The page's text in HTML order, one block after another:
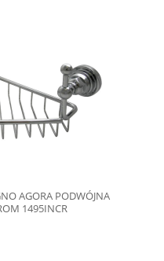
AGORA PODWÓJNA
1495INCR